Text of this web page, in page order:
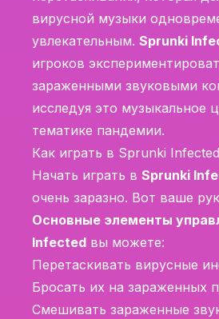
вирусной музыки
увлекательным. Sprunki
игроков
зараженными звуковыми
исследуя это музыкальное
тематике пандемии.
Как играть в Sprunki Infected
Начать играть в Sprunki
очень заразно. Вот ваше
Основные элементы
Infected вы можете:
Перетаскивать вирусные
Бросать их на зараженных
Смешивать зараженные